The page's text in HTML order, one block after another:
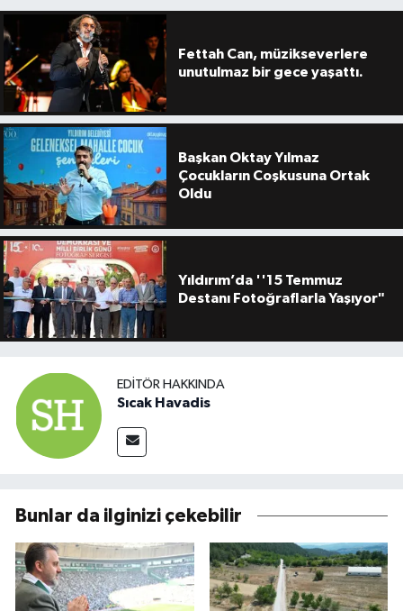
Fettah Can, müzikseverlere
unutulmaz bir gece yaşattı.
Başkan Oktay Yılmaz
Çocukların Coşkusuna Ortak
Oldu
Yıldırım’da ''15 Temmuz
Destanı Fotoğraflarla Yaşıyor"
EDITÖR HAKKINDA
Sıcak Havadis
Bunlar da ilginizi çekebilir